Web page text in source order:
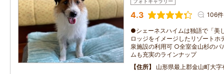
4.3 106件
●シェーネスハイムは独語で「美
ロッジをイメージしたリゾート
泉施設の利用可 ○全室金山杉の
ムも充実のラインナップ
住所
山形県最上郡金山町大